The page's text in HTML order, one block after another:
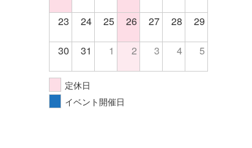
23 24 25 26 27 28 29
30 31 1 2 3 4 5
定休日
イベント開催日